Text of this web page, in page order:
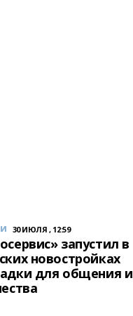
30 ИЮЛЯ , 12:59
запустил в
новостройках
для общения и